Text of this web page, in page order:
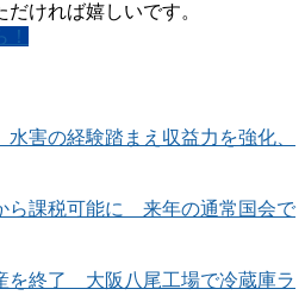
ければ嬉しいです。
害の経験踏まえ収益力を強化、
ら課税可能に 来年の通常国会で
を終了 大阪八尾工場で冷蔵庫ラ